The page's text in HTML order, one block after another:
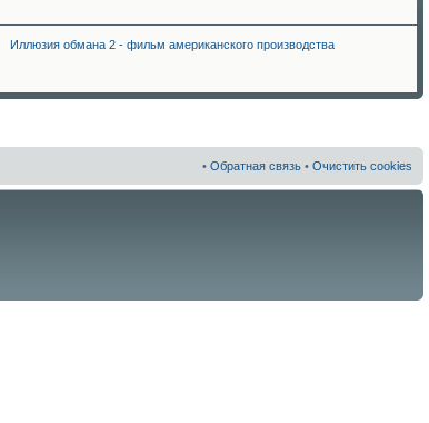
Иллюзия обмана 2 - фильм американского производства
• Обратная связь • Очистить cookies